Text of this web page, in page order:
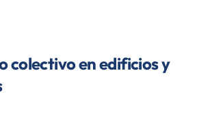
colectivo en edificios y